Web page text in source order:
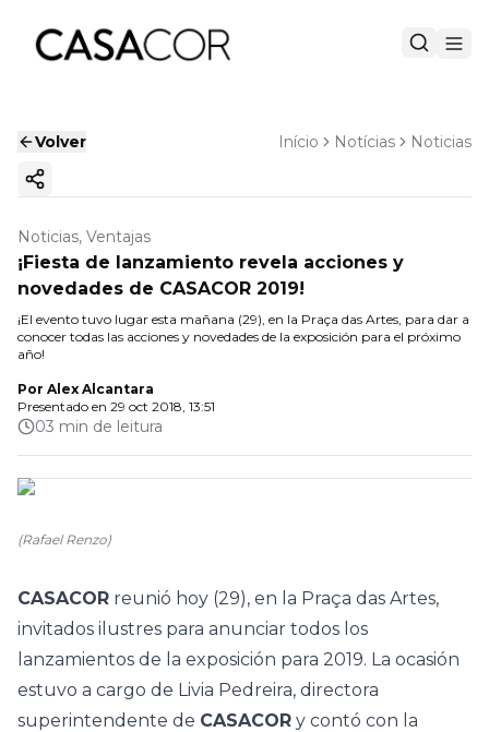
Volver Início Notícias Noticias
Copiar enlace
Noticias, Ventajas
¡Fiesta de lanzamiento revela acciones y
novedades de CASACOR 2019!
¡El evento tuvo lugar esta mañana (29), en la Praça das Artes, para dar a
conocer todas las acciones y novedades de la exposición para el próximo
año!
Por Alex Alcantara
Presentado en 29 oct 2018, 13:51
03 min de leitura
(Rafael Renzo)
CASACOR reunió hoy (29), en la Praça das Artes,
invitados ilustres para anunciar todos los
lanzamientos de la exposición para 2019. La ocasión
estuvo a cargo de Livia Pedreira, directora
superintendente de CASACOR y contó con la